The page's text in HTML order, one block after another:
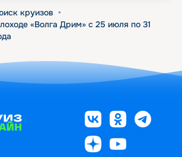
круизов •
«Волга Дрим» с 25 июля по 31